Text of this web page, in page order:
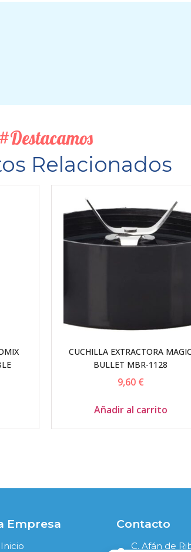
#Destacamos
Relacionados
CUCHILLA EXTRACTORA MAGIC
BULLET MBR-1128
9,60 €
Añadir al carrito
Empresa
Inicio
Contacto
C. Afán de